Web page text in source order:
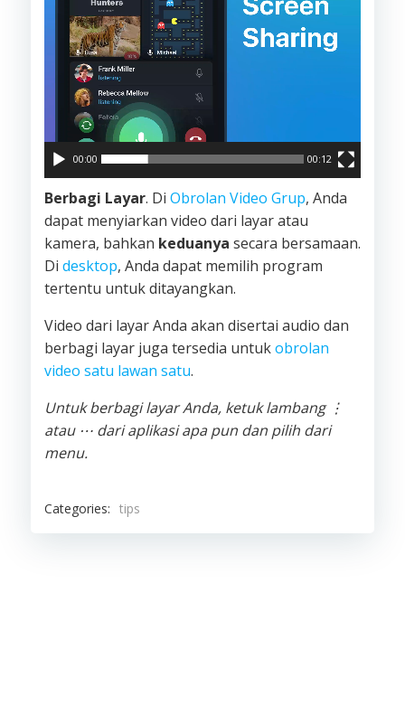
00:00 00:12
Berbagi Layar. Di Obrolan Video Grup, Anda
dapat menyiarkan video dari layar atau
kamera, bahkan keduanya secara bersamaan.
Di desktop, Anda dapat memilih program
tertentu untuk ditayangkan.
Video dari layar Anda akan disertai audio dan
berbagi layar juga tersedia untukobrolan
video satu lawan satu.
Untuk berbagi layar Anda, ketuk lambang ⋮
atau ⋯ dari aplikasi apa pun dan pilih dari
menu.
Categories: tips